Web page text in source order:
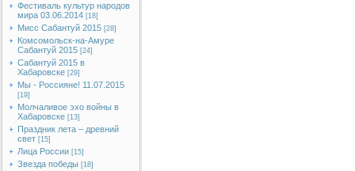
Фестиваль культур народов
мира 03.06.2014 [18]
Мисс Сабантуй 2015 [28]
Комсомольск-на-Амуре
Сабантуй 2015 [24]
Сабантуй 2015 в
Хабаровске [29]
Мы - Россияне! 11.07.2015
[19]
Молчаливое эхо войны в
Хабаровске [13]
Праздник лета – древний
свет [15]
Лица России [15]
Звезда победы [18]